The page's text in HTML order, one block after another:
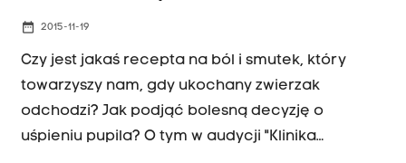
date_range 2015-11-19
Czy jest jakaś recepta na ból i smutek, który
towarzyszy nam, gdy ukochany zwierzak
odchodzi? Jak podjąć bolesną decyzję o
uśpieniu pupila? O tym w audycji "Klinika